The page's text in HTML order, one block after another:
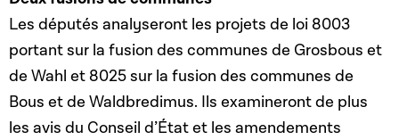
Les députés analyseront les projets de loi 8003
portant sur la fusion des communes de Grosbous et
de Wahl et 8025 sur la fusion des communes de
Bous et de Waldbredimus. Ils examineront de plus
les avis du Conseil d’État et les amendements